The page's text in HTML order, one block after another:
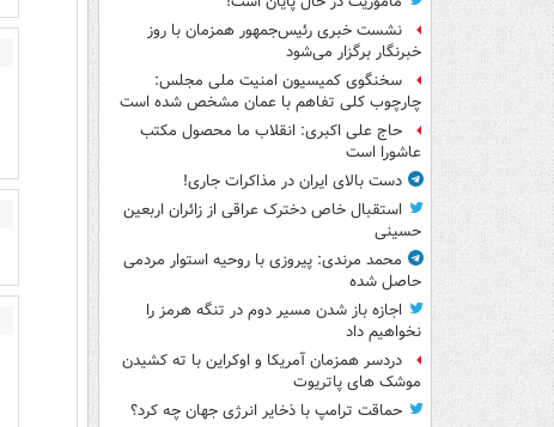
نشست خبری رئیس‌جمهور همزمان با روز
خبرنگار برگزار می‌شود
سخنگوی کمیسیون امنیت ملی مجلس:
چارچوب کلی تفاهم با عمان مشخص شده است
حاج علی اکبری: انقلاب ما محصول مکتب
عاشورا است
دست بالای ایران در مذاکرات جاری!
استقبال خاص دخترک عراقی از زائران اربعین
حسینی
محمد مرندی: پیروزی با روحیه استوار مردمی
حاصل شده
اجازه باز شدن مسیر دوم در تنگه هرمز را
نخواهیم داد
دردسر همزمان آمریکا و اوکراین با ته کشیدن
موشک های پاتریوت
حماقت ترامپ با ذخایر انرژی جهان چه کرد؟